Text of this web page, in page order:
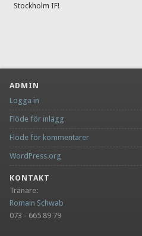
Stockholm IF!
ADMIN
Logga in
Flöde för inlägg
Flöde för kommentarer
WordPress.org
KONTAKT
Tränare:
Romain Schwab
073 - 665 89 79